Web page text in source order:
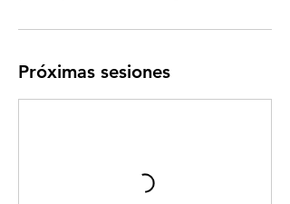
Próximas sesiones